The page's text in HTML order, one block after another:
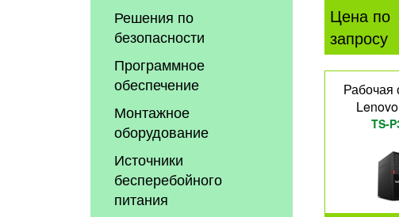
Решения по
безопасности
Программное
обеспечение
Монтажное
оборудование
Источники
бесперебойного
питания
Цена по
запросу
Рабочая
TS-